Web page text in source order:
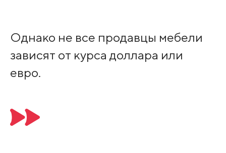
Однако не все продавцы мебели
зависят от курса доллара или
евро.